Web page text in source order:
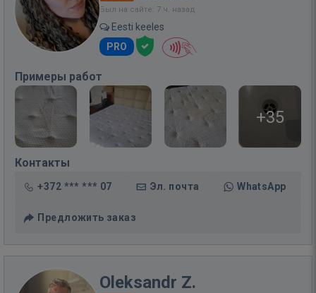
Был на сайте: 7 ч. назад
Eesti keeles
PRO
Примеры работ
+35
Контакты
+372 *** *** 07 Эл. почта WhatsApp
Предложить заказ
Oleksandr Z.